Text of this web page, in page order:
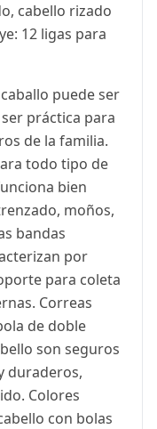
cabello rizado
12 ligas para
puede ser
práctica para
de la familia.
todo tipo de
bien
moños,
bandas
por
para coleta
Correas
de doble
son seguros
duraderos,
Colores
con bolas